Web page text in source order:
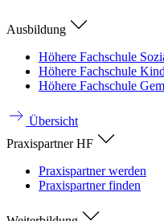
Ausbildung
Höhere Fachschule
Höhere Fachschule
Höhere Fachschule
Übersicht
Praxispartner HF
Praxispartner werden
Praxispartner finden